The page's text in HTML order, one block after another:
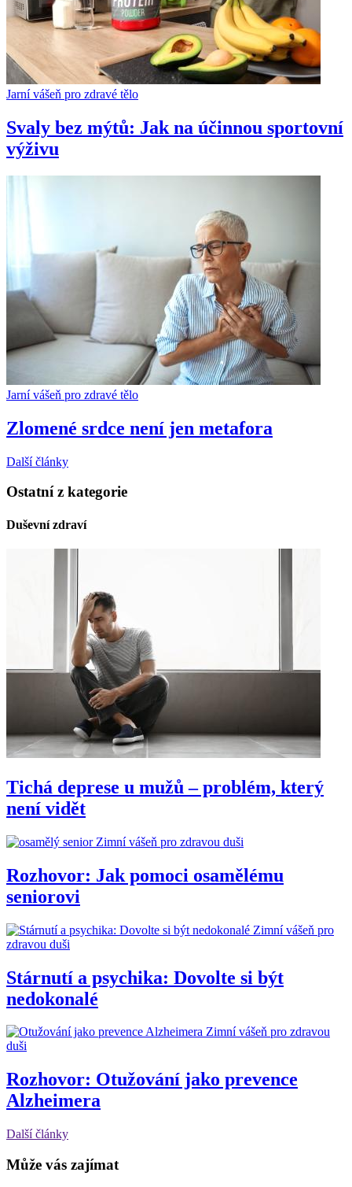
Jarní vášeň pro zdravé tělo
Svaly bez mýtů: Jak na účinnou sportovní
výživu
Jarní vášeň pro zdravé tělo
Zlomené srdce není jen metafora
Další články
Ostatní z kategorie
Duševní zdraví
Tichá deprese u mužů – problém, který
není vidět
Zimní vášeň pro zdravou duši
Rozhovor: Jak pomoci osamělému
seniorovi
Zimní vášeň pro
zdravou duši
Stárnutí a psychika: Dovolte si být
nedokonalé
Zimní vášeň pro zdravou
duši
Rozhovor: Otužování jako prevence
Alzheimera
Další články
Může vás zajímat